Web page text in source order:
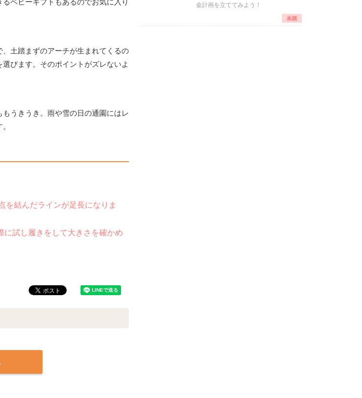
ベビーギフトもあるのでお気に入り
土踏まずのアーチが生まれてくるの
びます。そのポイントがズレないよ
うきうき。雨や雪の日の通園にはレ
を結んだラインが足長になりま
試し履きをして大きさを確かめ
金計画を立ててみよう！